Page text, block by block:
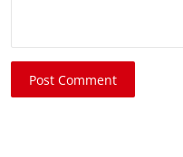
Post Comment